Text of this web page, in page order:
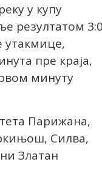
у купу
резултатом
утакмице,
пре краја,
минуту
Парижана,
Силва,
Златан